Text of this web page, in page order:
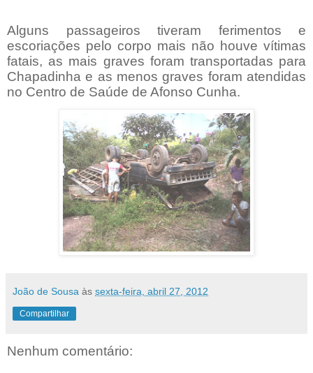
Alguns passageiros tiveram ferimentos e
escoriações pelo corpo mais não houve vítimas
fatais, as mais graves foram transportadas para
Chapadinha e as menos graves foram atendidas
no Centro de Saúde de Afonso Cunha.
João de Sousa às sexta-feira, abril 27, 2012
Compartilhar
Nenhum comentário: